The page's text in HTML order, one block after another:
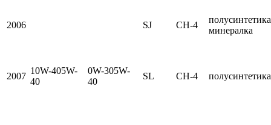
2006 SJ CH-4
минералка
2007
10W-405W-
40
0W-305W-
40
SL CH-4 полусинтетика